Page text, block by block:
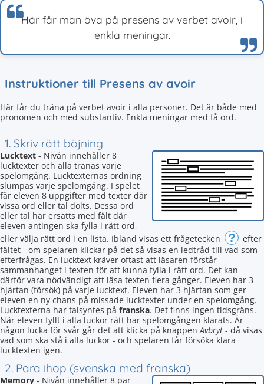
Här får man öva på presens av verbet avoir, i
enkla meningar.
Instruktioner till Presens av avoir
Här får du träna på verbet avoir i alla personer. Det är både med
pronomen och med substantiv. Enkla meningar med få ord.
1. Skriv rätt böjning
Lucktext - Nivån innehåller 8
lucktexter och alla tränas varje
spelomgång. Lucktexternas ordning
slumpas varje spelomgång. I spelet
får eleven 8 uppgifter med texter där
vissa ord eller tal dolts. Dessa ord
eller tal har ersatts med fält där
eleven antingen ska fylla i rätt ord,
eller välja rätt ord i en lista. Ibland visas ett frågetecken
?
efter
fältet - om spelaren klickar på det så visas en ledtråd till vad som
efterfrågas. En lucktext kräver oftast att läsaren förstår
sammanhanget i texten för att kunna fylla i rätt ord. Det kan
därför vara nödvändigt att läsa texten flera gånger. Eleven har 3
hjärtan (försök) på varje lucktext. Eleven har 3 hjärtan som ger
eleven en ny chans på missade lucktexter under en spelomgång.
Lucktexterna har talsyntes på franska. Det finns ingen tidsgräns.
När eleven fyllt i alla luckor rätt har spelomgången klarats. Är
någon lucka för svår går det att klicka på knappenAvbryt - då visas
vad som ska stå i alla luckor - och spelaren får försöka klara
lucktexten igen.
2. Para ihop (svenska med franska)
Memory - Nivån innehåller 8 par